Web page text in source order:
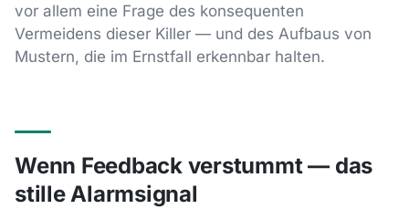
vor allem eine Frage des konsequenten
Vermeidens dieser Killer — und des Aufbaus von
Mustern, die im Ernstfall erkennbar halten.
Wenn Feedback verstummt — das
stille Alarmsignal